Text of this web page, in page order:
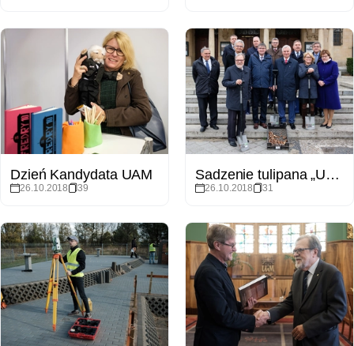
Dzień Kandydata UAM
26.10.2018 39
Sadzenie tulipana „Uniwersytet Poznański”
26.10.2018 31